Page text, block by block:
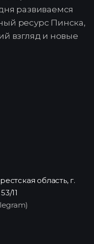
развиваемся
ресурс Пинска,
взгляд и новые
область, г.
11